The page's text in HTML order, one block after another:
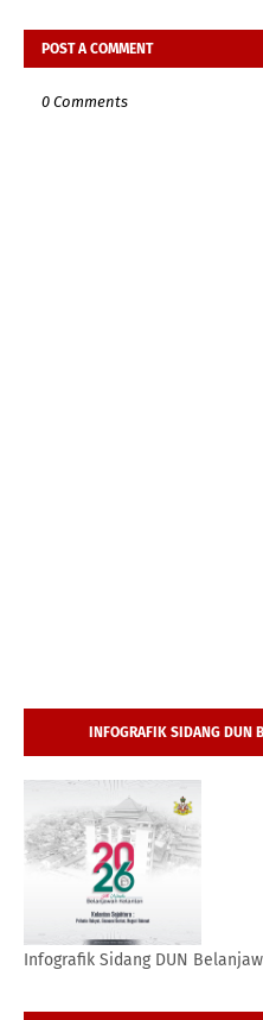
POST A COMMENT
0 Comments
INFOGRAFIK SIDANG DUN
Infografik Sidang DUN